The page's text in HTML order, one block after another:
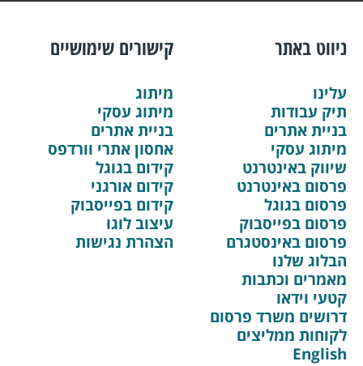
ניווט באתר
עלינו
תיק עבודות
בניית אתרים
מיתוג עסקי
שיווק באינטרנט
פרסום באינטרנט
פרסום בגוגל
פרסום בפייסבוק
פרסום באינסטגרם
הבלוג שלנו
מאמרים וכתבות
קטעי וידאו
דרושים משרד פרסום
לקוחות ממליצים
English
קישורים שימושיים
מיתוג
מיתוג עסקי
בניית אתרים
אחסון אתרי וורדפס
קידום בגוגל
קידום אורגני
קידום בפייסבוק
עיצוב לוגו
הצהרת נגישות